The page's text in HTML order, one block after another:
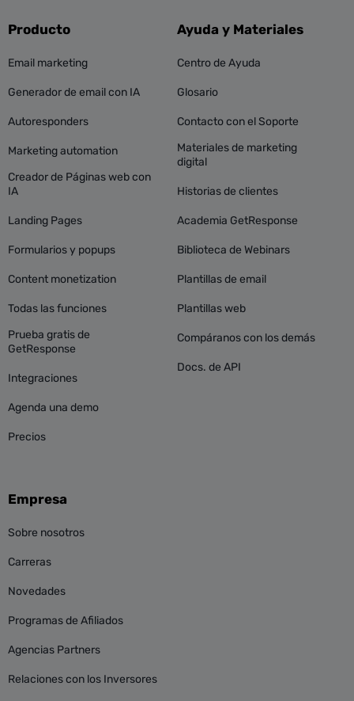
Producto
Email marketing
Generador de email con IA
Autoresponders
Marketing automation
Creador de Páginas web con
IA
Landing Pages
Formularios y popups
Content monetization
Todas las funciones
Prueba gratis de
GetResponse
Integraciones
Agenda una demo
Precios
Ayuda y Materiales
Centro de Ayuda
Glosario
Contacto con el Soporte
Materiales de marketing
digital
Historias de clientes
Academia GetResponse
Biblioteca de Webinars
Plantillas de email
Plantillas web
Compáranos con los demás
Docs. de API
Empresa
Sobre nosotros
Carreras
Novedades
Programas de Afiliados
Agencias Partners
Relaciones con los Inversores